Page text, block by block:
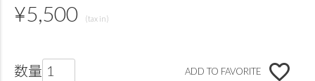
¥5,500
ADD TO FAVORITE